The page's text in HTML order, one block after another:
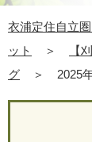
衣浦定住自立
ット
＞ 【
グ
＞ 2025